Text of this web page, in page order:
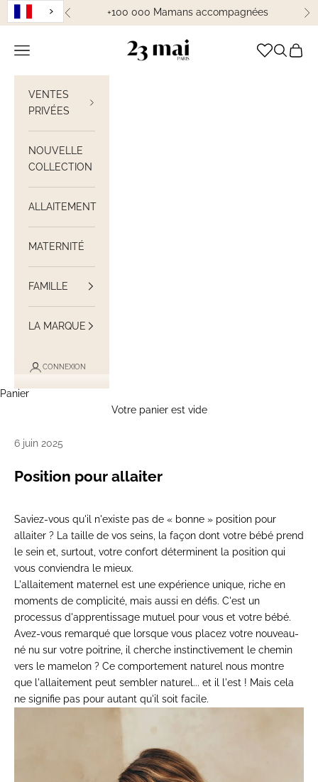
Passer au contenu
Précédent+100 000 Mamans accompagnées
23 Mai Paris
Ouvrir la navigation Ouvrir la
Voir
VENTES
PRIVÉES
NOUVELLE
COLLECTION
ALLAITEMENT
MATERNITÉ
FAMILLE
LA MARQUE
CONNEXION
Panier
Votre panier est vide
6 juin 2025
Position pour allaiter
Saviez-vous qu'il n'existe pas de « bonne » position pour
allaiter ? La taille de vos seins, la façon dont votre bébé prend
le sein et, surtout, votre confort déterminent la position qui
vous conviendra le mieux.
L'allaitement maternel est une expérience unique, riche en
moments de complicité, mais aussi en défis. C'est un
processus d'apprentissage mutuel pour vous et votre bébé.
Avez-vous remarqué que lorsque vous placez votre nouveau-
né nu sur votre poitrine, il cherche instinctivement le chemin
vers le mamelon ? Ce comportement naturel nous montre
que l'allaitement peut sembler naturel... et il l'est ! Mais cela
ne signifie pas pour autant qu'il soit facile.